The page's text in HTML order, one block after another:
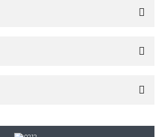
noktaları öneri formunu